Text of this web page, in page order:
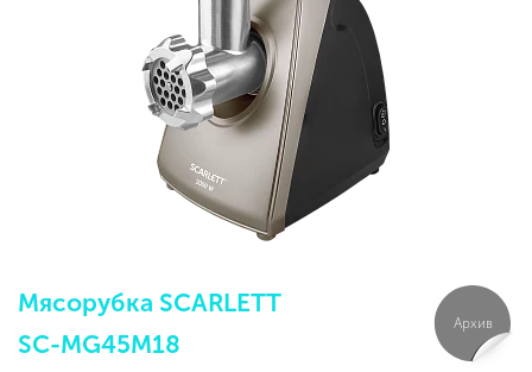
Мясорубка SCARLETT
SC-MG45M18
Архив